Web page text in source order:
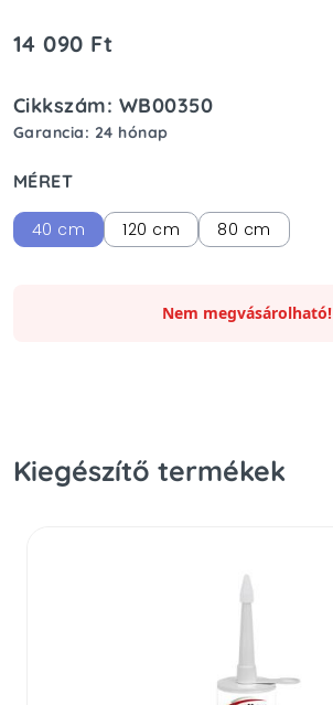
14 090 Ft
Cikkszám: WB00350
Garancia: 24 hónap
MÉRET
40 cm 120 cm 80 cm
Nem megvásárolható!
Kiegészítő termékek